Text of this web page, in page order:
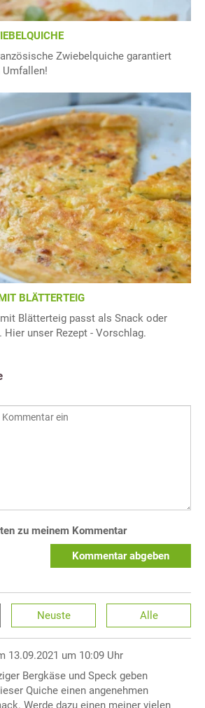
Zwiebelquiche garantiert
BLÄTTERTEIG
Blätterteig passt als Snack oder
Hier unser Rezept - Vorschlag.
zu meinem Kommentar
Kommentar abgeben
Neuste Alle
13.09.2021 um 10:09 Uhr
Bergkäse und Speck geben
Quiche einen angenehmen